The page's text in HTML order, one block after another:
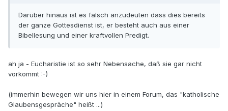
Darüber hinaus ist es falsch anzudeuten dass dies bereits
der ganze Gottesdienst ist, er besteht auch aus einer
Bibellesung und einer kraftvollen Predigt.
ah ja - Eucharistie ist so sehr Nebensache, daß sie gar nicht
vorkommt :-)
(immerhin bewegen wir uns hier in einem Forum, das "katholische
Glaubensgespräche" heißt ...)